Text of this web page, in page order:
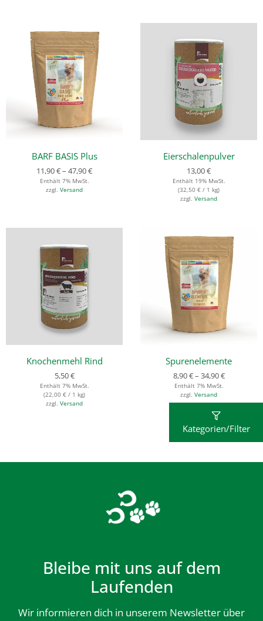
BARF BASIS Plus
11,90€– 47,90€
Enthält 7% MwSt.
zzgl. Versand
Eierschalenpulver
13,00€
Enthält 19% MwSt.
(32,50 € / 1 kg)
zzgl. Versand
Knochenmehl Rind
5,50€
Enthält 7% MwSt.
(22,00 € / 1 kg)
zzgl. Versand
Spurenelemente
8,90€– 34,90€
Enthält 7% MwSt.
zzgl. Versand
Kategorien/Filter
Bleibe mit uns auf dem
Laufenden
Wir informieren dich in unserem Newsletter über